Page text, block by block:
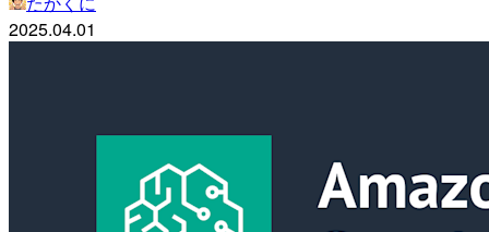
2025.04.01